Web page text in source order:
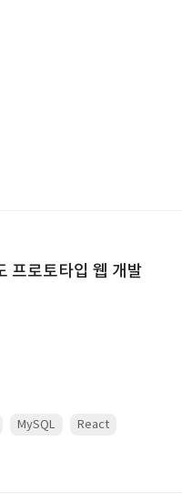
프로토타입 웹 개발
MySQL React